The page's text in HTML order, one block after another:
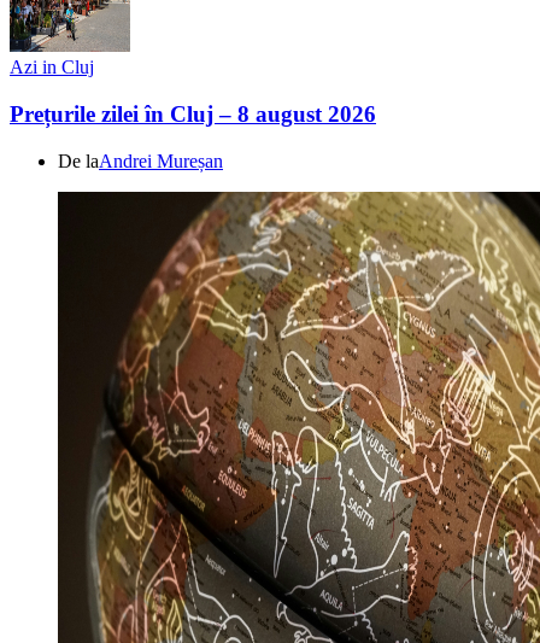
Azi in Cluj
Prețurile zilei în Cluj – 8 august 2026
De laAndrei Mureșan